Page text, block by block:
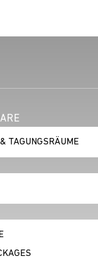
TAGUNGSRÄUME